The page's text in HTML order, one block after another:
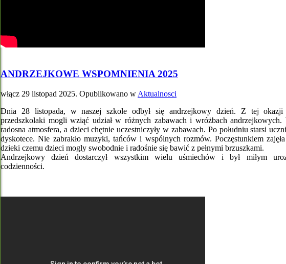
ANDRZEJKOWE WSPOMNIENIA 2025
włącz 29 listopad 2025. Opublikowano w Aktualnosci
Dnia 28 listopada, w naszej szkole odbył się andrzejkowy dzień. Z tej okazji
przedszkolaki mogli wziąć udział w różnych zabawach i wróżbach andrzejkowych.
radosna atmosfera, a dzieci chętnie uczestniczyły w zabawach. Po południu starsi
dyskotece. Nie zabrakło muzyki, tańców i wspólnych rozmów. Poczęstunkiem
dzieki czemu dzieci mogly swobodnie i radośnie się bawić z pełnymi brzuszkami.
Andrzejkowy dzień dostarczył wszystkim wielu uśmiechów i był miłym
codzienności.